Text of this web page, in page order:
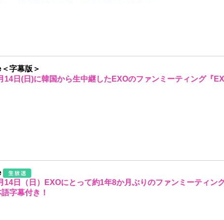
字幕版＞
14日(日)に韓国から生中継したEXOのファンミーティング『
14日（日）EXOにとって約1年8か月ぶりのファンミーティン
字幕付き！